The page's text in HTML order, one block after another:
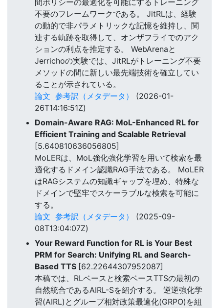
不要のフレームワークである。 JitRLは、経験
の動的で非パラメトリックな記憶を維持し、関
連する軌跡を取得して、オンザフライでのアク
ションの利点を推定する。 WebArenaと
Jerrichoの実験では、JitRLがトレーニング不要
メソッドの間に新しい最先端技術を確立してい
ることが示されている。
論文 参考訳（メタデータ）
(2026-01-
26T14:16:51Z)
Domain-Aware RAG: MoL-Enhanced RL for
Efficient Training and Scalable Retrieval
[5.640810636056805]
MoLERは、MoL強化強化学習を用いて検索を最
適化するドメイン認識RAG手法である。 MoLER
はRAGシステムの知識ギャップを埋め、特殊な
ドメインで堅牢でスケーラブルな検索を可能に
する。
論文 参考訳（メタデータ）
(2025-09-
08T13:04:07Z)
Your Reward Function for RL is Your Best
PRM for Search: Unifying RL and Search-
Based TTS [62.22644307952087]
本稿では、RLベースと検索ベースTTSの最初の
自然統合であるAIRL-Sを紹介する。 逆逆強化学
習(AIRL)とグループ相対政策最適化(GRPO)を組